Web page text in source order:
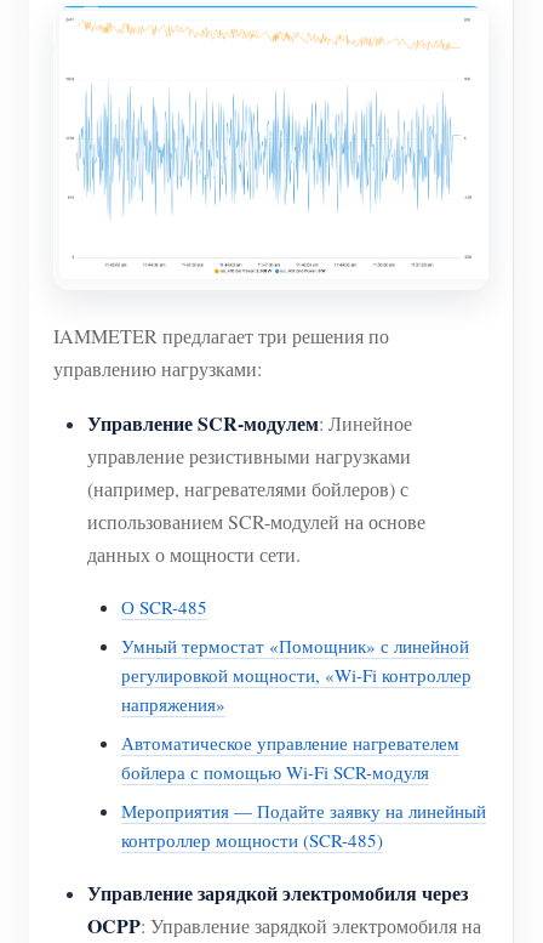
IAMMETER предлагает три решения по
управлению нагрузками:
Управление SCR-модулем: Линейное
управление резистивными нагрузками
(например, нагревателями бойлеров) с
использованием SCR-модулей на основе
данных о мощности сети.
О SCR-485
Умный термостат «Помощник» с линейной
регулировкой мощности, «Wi-Fi контроллер
напряжения»
Автоматическое управление нагревателем
бойлера с помощью Wi-Fi SCR-модуля
Мероприятия — Подайте заявку на линейный
контроллер мощности (SCR-485)
Управление зарядкой электромобиля через
OCPP: Управление зарядкой электромобиля на